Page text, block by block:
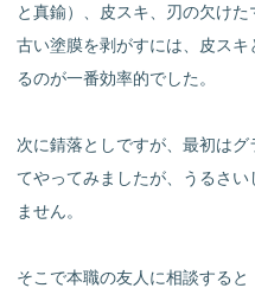
と真鍮）、皮スキ、刃の欠けた
古い塗膜を剥がすには、皮ス
るのが一番効率的でした。
次に錆落としですが、最初は
てやってみましたが、うるさ
ません。
そこで本職の友人に相談する